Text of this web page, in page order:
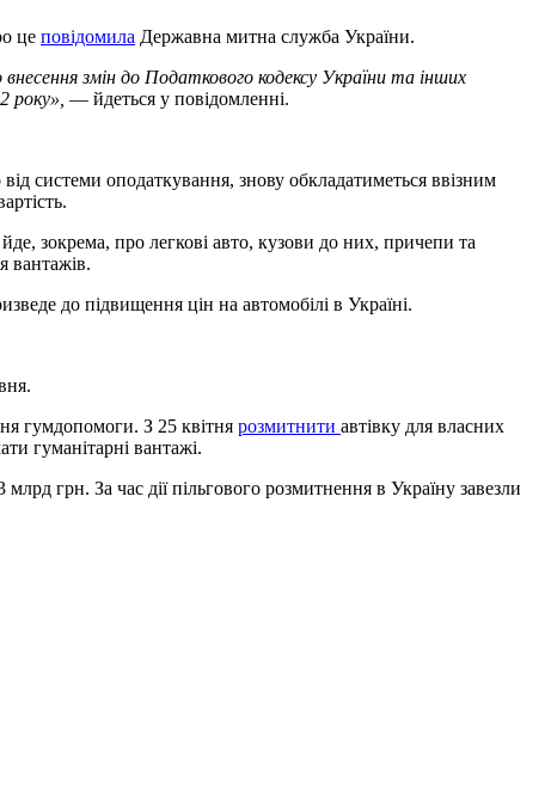
це повідомила Державна митна служба України.
змін до Податкового кодексу України та інших
року», — йдеться у повідомленні.
системи оподаткування, знову обкладатиметься ввізним
зокрема, про легкові авто, кузови до них, причепи та
вантажів.
до підвищення цін на автомобілі в Україні.
гумдопомоги. З 25 квітня розмитнити автівку для власних
гуманітарні вантажі.
грн. За час дії пільгового розмитнення в Україну завезли